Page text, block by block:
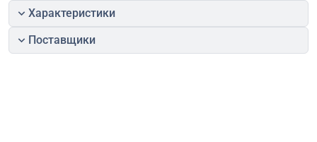
Характеристики
Поставщики